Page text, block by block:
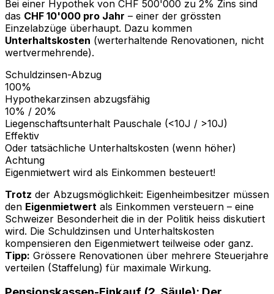
Bei einer Hypothek von CHF 500'000 zu 2% Zins sind
das CHF 10'000 pro Jahr – einer der grössten
Einzelabzüge überhaupt. Dazu kommen
Unterhaltskosten (werterhaltende Renovationen, nicht
wertvermehrende).
Schuldzinsen-Abzug
100%
Hypothekarzinsen abzugsfähig
10% / 20%
Liegenschaftsunterhalt Pauschale (<10J / >10J)
Effektiv
Oder tatsächliche Unterhaltskosten (wenn höher)
Achtung
Eigenmietwert wird als Einkommen besteuert!
Trotz der Abzugsmöglichkeit: Eigenheimbesitzer müssen
den Eigenmietwert als Einkommen versteuern – eine
Schweizer Besonderheit die in der Politik heiss diskutiert
wird. Die Schuldzinsen und Unterhaltskosten
kompensieren den Eigenmietwert teilweise oder ganz.
Tipp: Grössere Renovationen über mehrere Steuerjahre
verteilen (Staffelung) für maximale Wirkung.